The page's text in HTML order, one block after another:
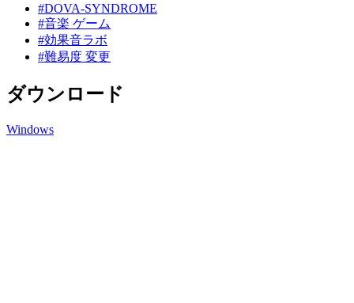
#DOVA-SYNDROME
#音楽 ゲーム
#効果音ラボ
#難易度 変更
ダウンロード
Windows